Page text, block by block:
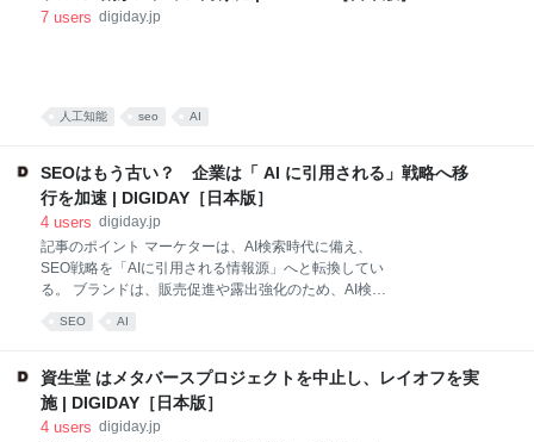
7 users digiday.jp
人工知能 seo AI
SEOはもう古い？ 企業は「 AI に引用される」戦略へ移
行を加速 | DIGIDAY［日本版］
4 users digiday.jp
記事のポイント マーケターは、AI検索時代に備え、
SEO戦略を「AIに引用される情報源」へと転換してい
る。 ブランドは、販売促進や露出強化のため、AI検索
Apple Podcasts | Spotify Googleの検索エンジンが唯一
の存在でなくなった今、マーケターは状況を注視して
いる。検索行動はChatGPTやパープレキシティ
SEO AI
資生堂 はメタバースプロジェクトを中止し、レイオフを実
施 | DIGIDAY［日本版］
4 users digiday.jp